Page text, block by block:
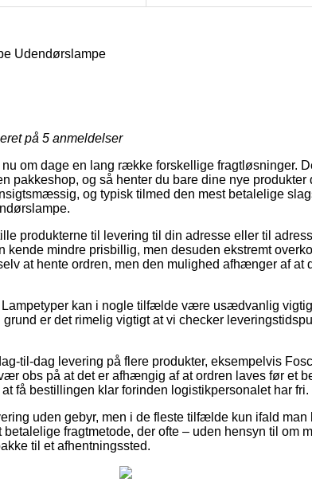
Udendørslampe
på 5 anmeldelser
om dage en lang række forskellige fragtløsninger.
pakkeshop, og så henter du bare dine nye produkter
og typisk tilmed den mest betalelige
produkterne til levering til din adresse eller til
kende mindre prisbillig, men desuden ekstremt
at hente ordren, men den mulighed afhænger af
kan i nogle tilfælde være usædvanlig vigtig
er det rimelig vigtigt at vi checker
til-dag levering på flere produkter, eksempelvis
obs på at det er afhængig af at ordren laves før et
få bestillingen klar forinden logistikpersonalet har fri.
uden gebyr, men i de fleste tilfælde kun ifald
fragtmetode, der ofte – uden hensyn til om
til et afhentningssted.